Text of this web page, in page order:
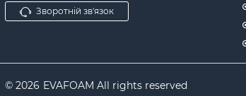
Зворотній зв'язок
© 2026 EVAFOAM All rights reserved